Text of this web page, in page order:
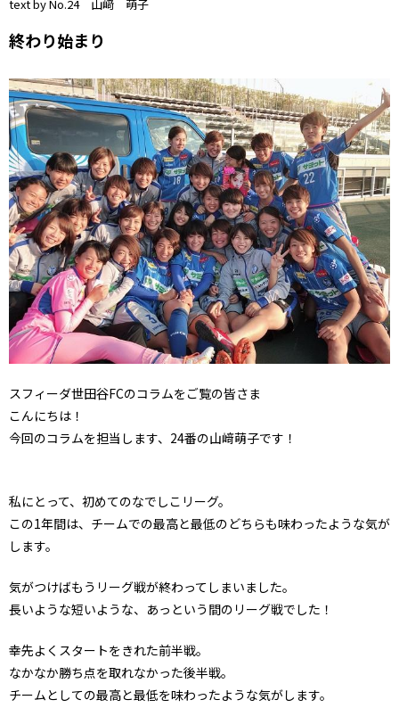
text by No.24 山﨑 萌子
終わり始まり
スフィーダ世田谷FCのコラムをご覧の皆さま
こんにちは！
今回のコラムを担当します、24番の山﨑萌子です！
私にとって、初めてのなでしこリーグ。
この1年間は、チームでの最高と最低のどちらも味わったような気が
します。
気がつけばもうリーグ戦が終わってしまいました。
長いような短いような、あっという間のリーグ戦でした！
幸先よくスタートをきれた前半戦。
なかなか勝ち点を取れなかった後半戦。
チームとしての最高と最低を味わったような気がします。